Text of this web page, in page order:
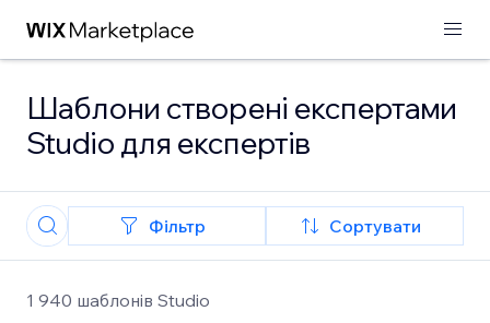
Шаблони створені експертами
Studio для експертів
Фільтр Сортувати
1 940 шаблонів Studio